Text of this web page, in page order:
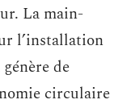
La main-
l’installation
de
circulaire